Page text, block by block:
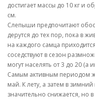
достигает массы до 10 кг и
см.
Слепыши предпочитают
дерутся до тех пор, пока в
на каждого самца
соседствуют в сезон
могут населять от 3 до 20 (а
Самым активным периодом
май. К лету, а затем в
значительно снижается, но